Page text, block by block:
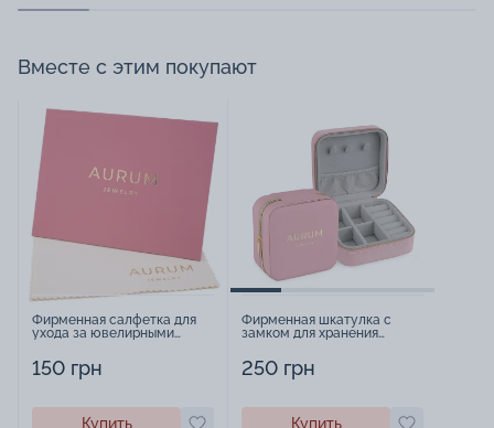
Вместе с этим покупают
Фирменная салфетка для
ухода за ювелирными
150 грн
Купить
Фирменная шкатулка с
замком для хранения
250 грн
Купить